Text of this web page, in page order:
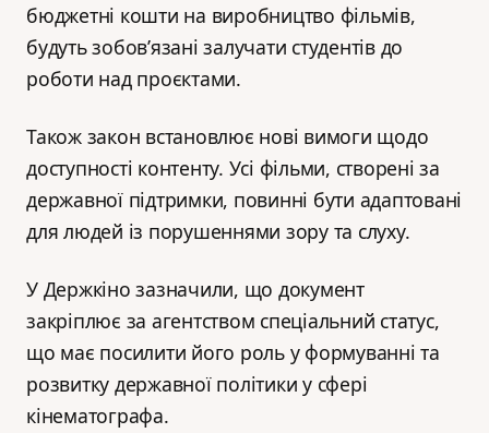
бюджетні кошти на виробництво фільмів,
будуть зобов’язані залучати студентів до
роботи над проєктами.
Також закон встановлює нові вимоги щодо
доступності контенту. Усі фільми, створені за
державної підтримки, повинні бути адаптовані
для людей із порушеннями зору та слуху.
У Держкіно зазначили, що документ
закріплює за агентством спеціальний статус,
що має посилити його роль у формуванні та
розвитку державної політики у сфері
кінематографа.